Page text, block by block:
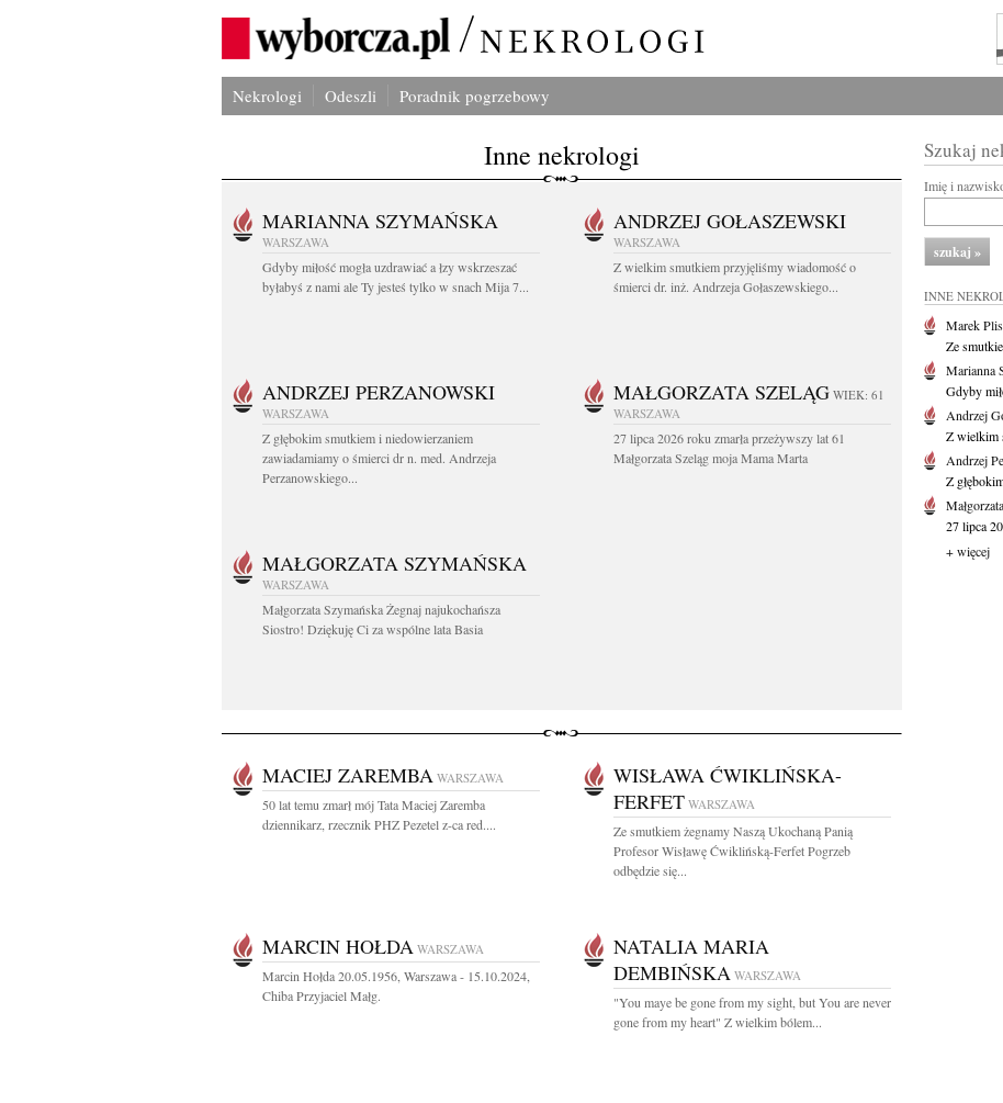
Nekrologi Odeszli Poradnik pogrzebowy
Inne nekrologi
MARIANNA SZYMAŃSKA
WARSZAWA
Gdyby miłość mogła uzdrawiać a łzy wskrzeszać
byłabyś z nami ale Ty jesteś tylko w snach Mija 7...
ANDRZEJ GOŁASZEWSKI
WARSZAWA
Z wielkim smutkiem przyjęliśmy wiadomość o
śmierci dr. inż. Andrzeja Gołaszewskiego...
ANDRZEJ PERZANOWSKI
WARSZAWA
Z głębokim smutkiem i niedowierzaniem
zawiadamiamy o śmierci dr n. med. Andrzeja
Perzanowskiego...
MAŁGORZATA SZELĄG WIEK: 61
WARSZAWA
27 lipca 2026 roku zmarła przeżywszy lat 61
Małgorzata Szeląg moja Mama Marta
MAŁGORZATA SZYMAŃSKA
WARSZAWA
Małgorzata Szymańska Żegnaj najukochańsza
Siostro! Dziękuję Ci za wspólne lata Basia
MACIEJ ZAREMBA WARSZAWA
50 lat temu zmarł mój Tata Maciej Zaremba
dziennikarz, rzecznik PHZ Pezetel z-ca red....
WISŁAWA ĆWIKLIŃSKA-
FERFET WARSZAWA
Ze smutkiem żegnamy Naszą Ukochaną Panią
Profesor Wisławę Ćwiklińską-Ferfet Pogrzeb
odbędzie się...
MARCIN HOŁDA WARSZAWA
Marcin Hołda 20.05.1956, Warszawa - 15.10.2024,
Chiba Przyjaciel Małg.
NATALIA MARIA
DEMBIŃSKA WARSZAWA
"You maye be gone from my sight, but You are never
gone from my heart" Z wielkim bólem...
Szukaj
Imię i
INNE
Marek
Ze
Marianna
Gdyby
Andrzej
Z wielkim
Andrzej
Z
27 lipca
+ więcej